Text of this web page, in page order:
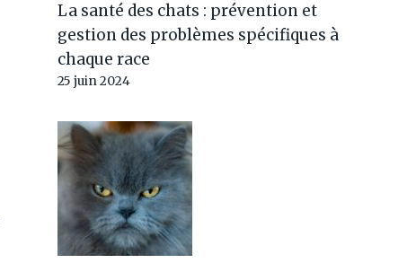
La santé des chats : prévention et
gestion des problèmes spécifiques à
chaque race
25 juin 2024